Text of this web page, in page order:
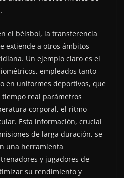
el béisbol, la transferencia
extiende a otros ámbitos
Un ejemplo claro es el
empleados tanto
en uniformes deportivos, que
real parámetros
corporal, el ritmo
Esta información, crucial
de larga duración, se
una herramienta
y jugadores de
su rendimiento y